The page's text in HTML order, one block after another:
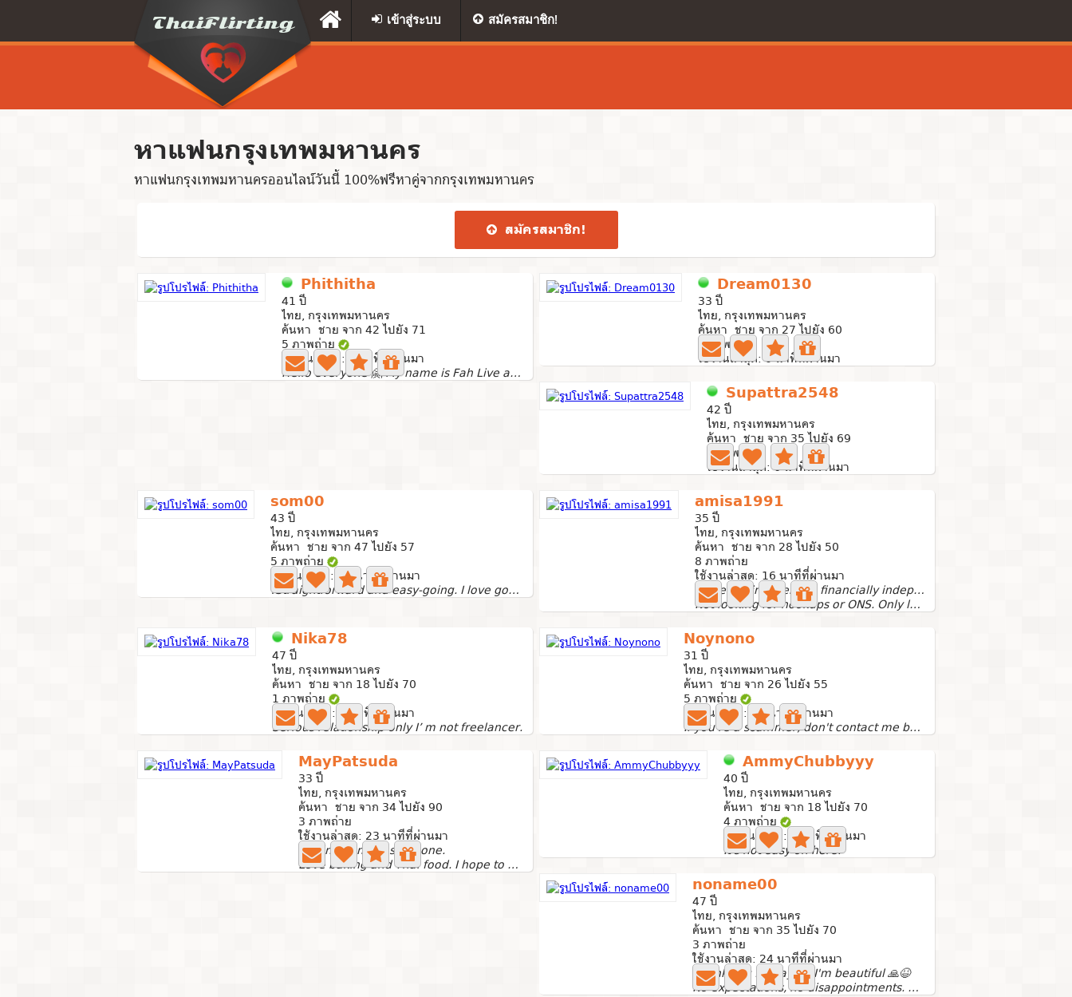
เข้าสู่ระบบ สมัครสมาชิก!
หาแฟนกรุงเทพมหานคร
หาแฟนกรุงเทพมหานครออนไลน์วันนี้ 100%ฟรีหาคู่จากกรุงเทพมหานคร
สมัคร​สมาชิก​!
Phithitha
41 ปี
ไทย, กรุงเทพมหานคร
ค้นหา ชาย จาก 42 ไปยัง 71
5 ภาพถ่าย
ใช้งานล่าสุด: 2 นาทีที่ผ่านมา
Hello everyone 🤗 My name is Fah Live and work in...
Dream0130
33 ปี
ไทย, กรุงเทพมหานคร
ค้นหา ชาย จาก 27 ไปยัง 60
1 ภาพถ่าย
ใช้งานล่าสุด: 0 นาทีที่ผ่านมา
Supattra2548
42 ปี
ไทย, กรุงเทพมหานคร
ค้นหา ชาย จาก 35 ไปยัง 69
3 ภาพถ่าย
ใช้งานล่าสุด: 6 นาทีที่ผ่านมา
som00
43 ปี
ไทย, กรุงเทพมหานคร
ค้นหา ชาย จาก 47 ไปยัง 57
5 ภาพถ่าย
ใช้งานล่าสุด: 10 นาทีที่ผ่านมา
!Straightforward and easy-going. I love good laughs and...
amisa1991
35 ปี
ไทย, กรุงเทพมหานคร
ค้นหา ชาย จาก 28 ไปยัง 50
8 ภาพถ่าย
ใช้งานล่าสุด: 16 นาทีที่ผ่านมา
Sincere, kind, helpful, financially independent
Not looking for hookups or ONS. Only looking for genuine...
Nika78
47 ปี
ไทย, กรุงเทพมหานคร
ค้นหา ชาย จาก 18 ไปยัง 70
1 ภาพถ่าย
ใช้งานล่าสุด: 2 นาทีที่ผ่านมา
Serious relationship only I’ m not freelancer.
Noynono
31 ปี
ไทย, กรุงเทพมหานคร
ค้นหา ชาย จาก 26 ไปยัง 55
5 ภาพถ่าย
ใช้งานล่าสุด: 21 นาทีที่ผ่านมา
If you're a scammer, don't contact me because I've...
MayPatsuda
33 ปี
ไทย, กรุงเทพมหานคร
ค้นหา ชาย จาก 34 ไปยัง 90
3 ภาพถ่าย
ใช้งานล่าสุด: 23 นาทีที่ผ่านมา
Hoping to meet someone.
Love baking and Thai food. I hope to find someone who...
AmmyChubbyyy
40 ปี
ไทย, กรุงเทพมหานคร
ค้นหา ชาย จาก 18 ไปยัง 70
4 ภาพถ่าย
ใช้งานล่าสุด: 5 นาทีที่ผ่านมา
It's not easy on here.
noname00
47 ปี
ไทย, กรุงเทพมหานคร
ค้นหา ชาย จาก 35 ไปยัง 70
3 ภาพถ่าย
ใช้งานล่าสุด: 24 นาทีที่ผ่านมา
Thank you for saying I'm beautiful 🙏😆
No expectations, no disappointments. 😆😆Because I'm...